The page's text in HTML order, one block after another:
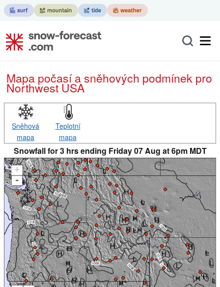
Mapa počasí a sněhových podmínek pro
Northwest USA
Sněhová
mapa
Teplotní
mapa
Snowfall for 3 hrs ending Friday 07 Aug at 6pm MDT
+
-